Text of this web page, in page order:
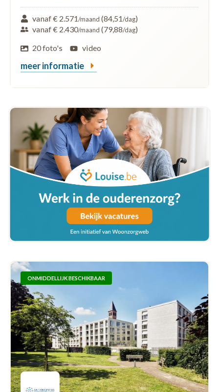
vanaf € 2.571/maand (84,51/dag)
vanaf € 2.430/maand (79,88/dag)
20 foto's
video
meer informatie
ONMIDDELLIJK BESCHIKBAAR